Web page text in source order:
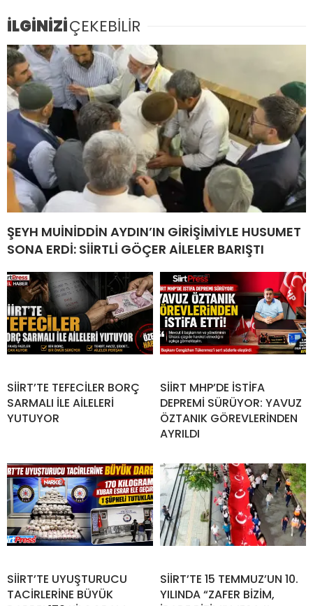
İLGİNİZİÇEKEBİLİR
ŞEYH MUİNİDDİN AYDIN’IN GİRİŞİMİYLE HUSUMET
SONA ERDİ: SİİRTLİ GÖÇER AİLELER BARIŞTI
SİİRT’TE TEFECİLER BORÇ
SARMALI İLE AİLELERİ
YUTUYOR
SİİRT MHP’DE İSTİFA
DEPREMİ SÜRÜYOR: YAVUZ
ÖZTANIK GÖREVLERİNDEN
AYRILDI
SİİRT’TE UYUŞTURUCU
TACİRLERİNE BÜYÜK
SİİRT’TE 15 TEMMUZ’UN 10.
YILINDA “ZAFER BİZİM,